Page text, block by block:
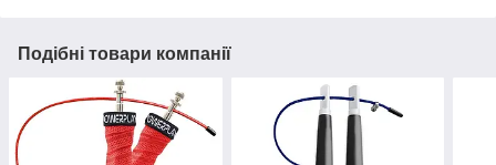
Подібні товари компанії